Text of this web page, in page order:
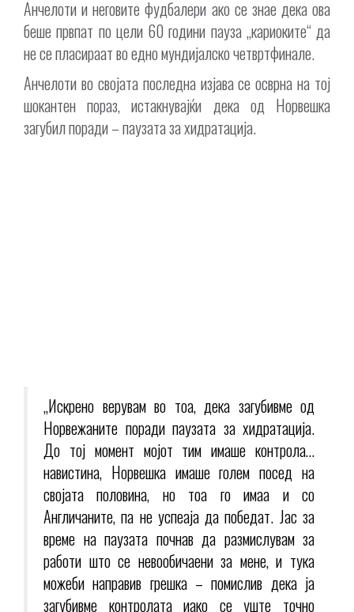
Анчелоти и неговите фудбалери ако се знае дека ова
беше првпат по цели 60 години пауза „кариоките“ да
не се пласираат во едно мундијалско четвртфинале.
Анчелоти во својата последна изјава се осврна на тој
шокантен пораз, истакнувајќи дека од Норвешка
загубил поради – паузата за хидратација.
„Искрено верувам во тоа, дека загубивме од
Норвежаните поради паузата за хидратација.
До тој момент мојот тим имаше контрола…
навистина, Норвешка имаше голем посед на
својата половина, но тоа го имаа и со
Англичаните, па не успеаја да победат. Јас за
време на паузата почнав да размислувам за
работи што се невообичаени за мене, и тука
можеби направив грешка – помислив дека ја
загубивме контролата иако се уште точно